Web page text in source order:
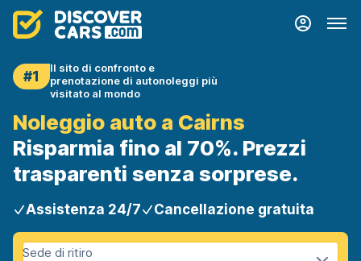
#1
Il sito di confronto e
prenotazione di autonoleggi più
visitato al mondo
Noleggio auto a Cairns
Risparmia fino al 70%. Prezzi
trasparenti senza sorprese.
Assistenza 24/7 Cancellazione gratuita
Sede di ritiro